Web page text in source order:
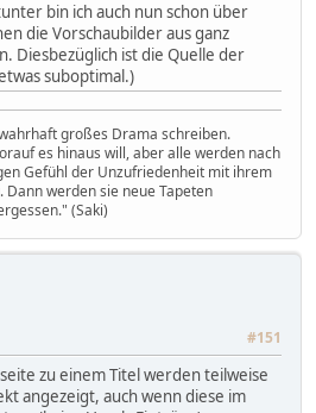
bin ich auch nun schon über
die Vorschaubilder aus ganz
Diesbezüglich ist die Quelle der
suboptimal.)
großes Drama schreiben.
es hinaus will, aber alle werden nach
Gefühl der Unzufriedenheit mit ihrem
werden sie neue Tapeten
(Saki)
#151
zu einem Titel werden teilweise
angezeigt, auch wenn diese im